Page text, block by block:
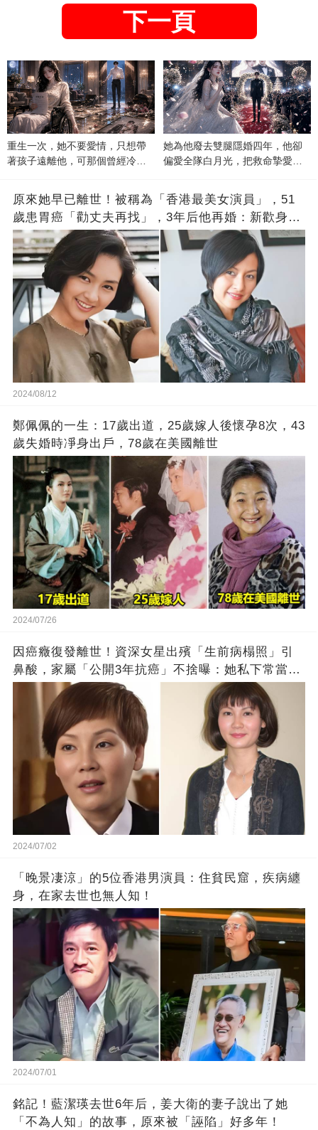
下一頁
重生一次，她不要愛情，只想帶
著孩子遠離他，可那個曾經冷漠
她為他廢去雙腿隱婚四年，他卻
偏愛全隊白月光，把救命摯愛當
原來她早已離世！被稱為「香港最美女演員」，51
歲患胃癌「勸丈夫再找」，3年后他再婚：新歡身份
讓人大吃一驚
2024/08/12
鄭佩佩的一生：17歲出道，25歲嫁人後懷孕8次，43
歲失婚時凈身出戶，78歲在美國離世
2024/07/26
因癌癥復發離世！資深女星出殯「生前病榻照」引
鼻酸，家屬「公開3年抗癌」不捨曝：她私下常當義
2024/07/02
「晚景凄涼」的5位香港男演員：住貧民窟，疾病纏
身，在家去世也無人知！
2024/07/01
銘記！藍潔瑛去世6年后，姜大衛的妻子說出了她
「不為人知」的故事，原來被「誣陷」好多年！